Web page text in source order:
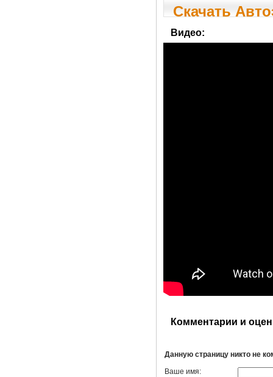
Скачать
Видео:
Комментарии и
Данную страницу никто не
Ваше имя: